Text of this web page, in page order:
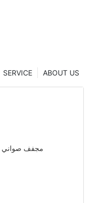
ABOUT US
SERVICE